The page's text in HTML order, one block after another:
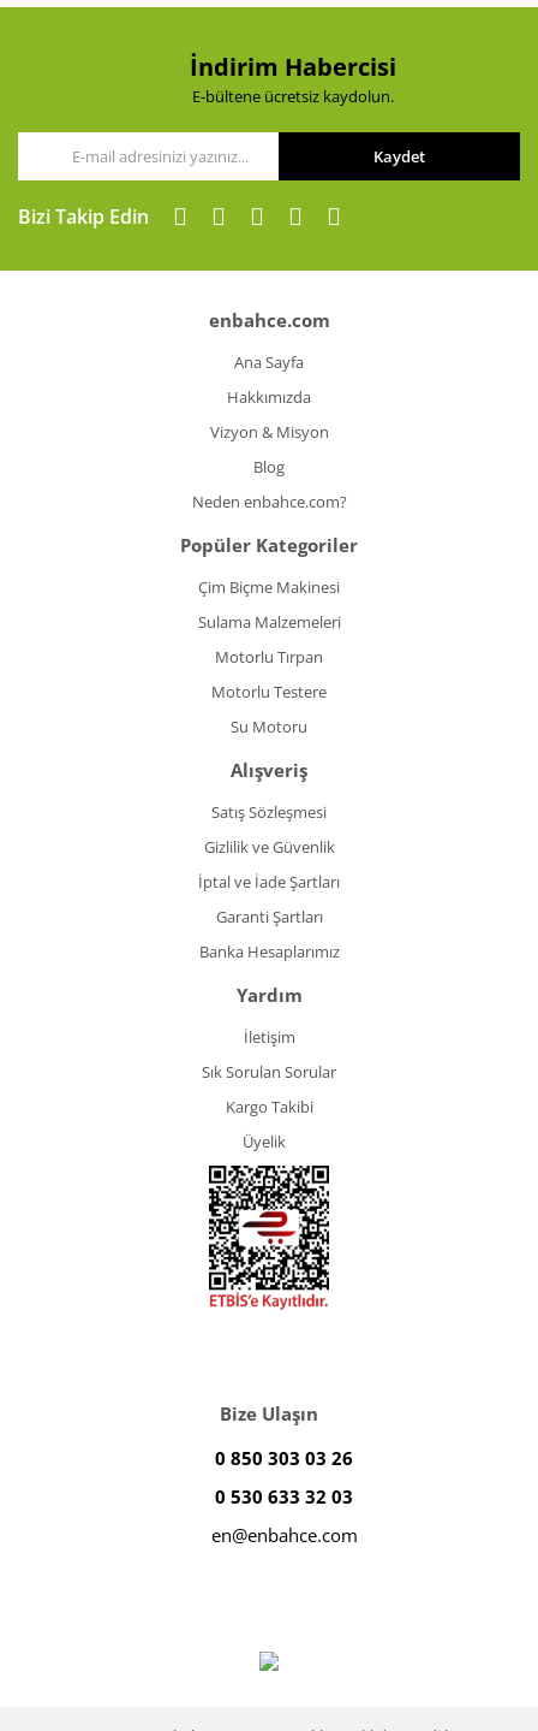
Ürün fiyatı diğer sitelerden daha pahalı.
Gönder
İndirim Habercisi
E-bültene ücretsiz kaydolun.
Kaydet
Bizi Takip Edin
enbahce.com
Ana Sayfa
Hakkımızda
Vizyon & Misyon
Blog
Neden enbahce.com?
Popüler Kategoriler
Çim Biçme Makinesi
Sulama Malzemeleri
Motorlu Tırpan
Motorlu Testere
Su Motoru
Alışveriş
Satış Sözleşmesi
Gizlilik ve Güvenlik
İptal ve İade Şartları
Garanti Şartları
Banka Hesaplarımız
Yardım
İletişim
Sık Sorulan Sorular
Kargo Takibi
Üyelik
Bize Ulaşın
0 850 303 03 26
0 530 633 32 03
en@enbahce.com